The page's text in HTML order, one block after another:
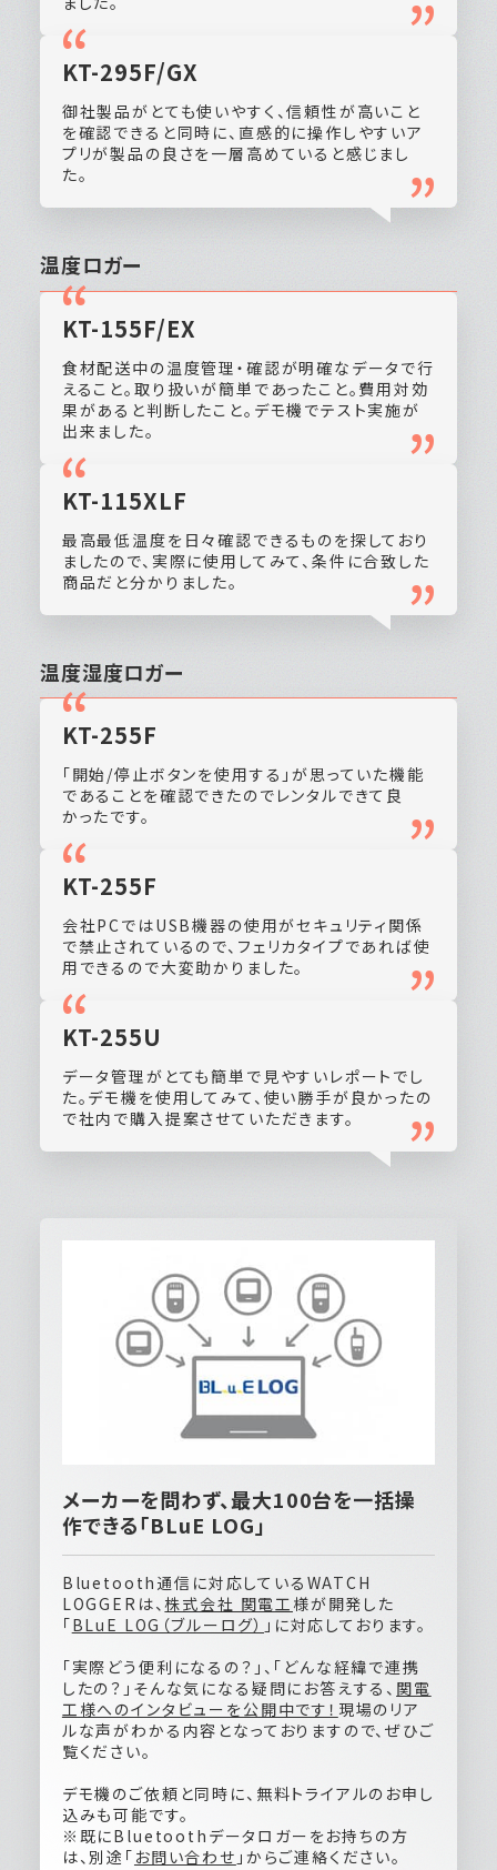
KT-295F/GX
御社製品がとても使いやすく、信頼性が高いこと
を確認できると同時に、直感的に操作しやすいア
プリが製品の良さを一層高めていると感じまし
た。
温度ロガー
KT-155F/EX
食材配送中の温度管理・確認が明確なデータで行
えること。取り扱いが簡単であったこと。費用対効
果があると判断したこと。デモ機でテスト実施が
出来ました。
KT-115XLF
最高最低温度を日々確認できるものを探しており
ましたので、実際に使用してみて、条件に合致した
商品だと分かりました。
温度湿度ロガー
KT-255F
「開始/停止ボタンを使用する」が思っていた機能
であることを確認できたのでレンタルできて良
かったです。
KT-255F
会社PCではUSB機器の使用がセキュリティ関係
で禁止されているので、フェリカタイプであれば使
用できるので大変助かりました。
KT-255U
データ管理がとても簡単で見やすいレポートでし
た。デモ機を使用してみて、使い勝手が良かったの
で社内で購入提案させていただきます。
メーカーを問わず、最大100台を一括操
作できる「BLuE LOG」
Bluetooth通信に対応しているWATCH
LOGGERは、株式会社 関電工 様が開発した
「BLuE LOG（ブルーログ） 」に対応しております。
「実際どう便利になるの？」、「どんな経緯で連携
したの？」そんな気になる疑問にお答えする、 関電
工様へのインタビューを公開中です！ 現場のリア
ルな声がわかる内容となっておりますので、ぜひご
覧ください。
デモ機のご依頼と同時に、無料トライアルのお申し
込みも可能です。
※既にBluetoothデータロガーをお持ちの方
は、別途「 お問い合わせ 」からご連絡ください。